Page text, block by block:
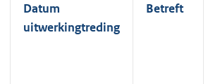
Datum
uitwerkingtreding
Betreft